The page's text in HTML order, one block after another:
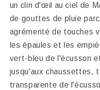
un clin d'œil au ciel de
de gouttes de pluie
agrémenté de touches
les épaules et les
vert-bleu de l'écusson
jusqu'aux chaussettes,
transparente de